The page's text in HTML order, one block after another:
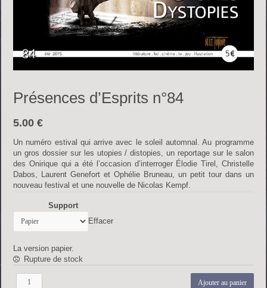
Présences d’Esprits n°84
5.00€
Un numéro estival qui arrive avec le soleil automnal. Au programme
un gros dossier sur les utopies / distopies, un reportage sur le salon
des Onirique qui a été l’occasion d’interroger Élodie Tirel, Christelle
Dabos, Laurent Genefort et Ophélie Bruneau, un petit tour dans un
nouveau festival et une nouvelle de Nicolas Kempf.
Support
Effacer
La version papier.
Rupture de stock
quantité
Ajouter au panier